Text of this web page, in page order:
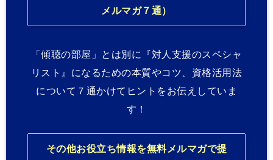
メルマガ７通）
「傾聴の部屋」とは別に『対人支援のスペシャ
リスト』になるための本質やコツ、資格活用法
について７通かけてヒントをお伝えしていま
す！
その他お役立ち情報を無料メルマガで提